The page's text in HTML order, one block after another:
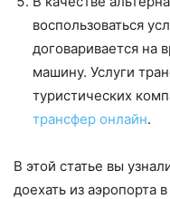
воспользоваться
договаривается на
машину. Услуги
туристических
трансфер онлайн.
В этой статье вы
доехать из аэропорта